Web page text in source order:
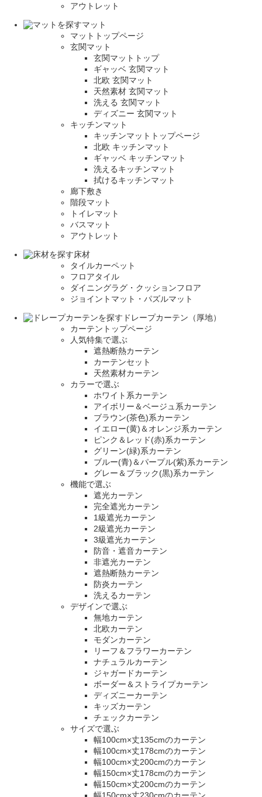
アウトレット
マット
マットトップページ
玄関マット
玄関マットトップ
ギャッベ 玄関マット
北欧 玄関マット
天然素材 玄関マット
洗える 玄関マット
ディズニー 玄関マット
キッチンマット
キッチンマットトップページ
北欧 キッチンマット
ギャッベ キッチンマット
洗えるキッチンマット
拭けるキッチンマット
廊下敷き
階段マット
トイレマット
バスマット
アウトレット
床材
タイルカーペット
フロアタイル
ダイニングラグ・クッションフロア
ジョイントマット・パズルマット
ドレープカーテン（厚地）
カーテントップページ
人気特集で選ぶ
遮熱断熱カーテン
カーテンセット
天然素材カーテン
カラーで選ぶ
ホワイト系カーテン
アイボリー＆ベージュ系カーテン
ブラウン(茶色)系カーテン
イエロー(黄)＆オレンジ系カーテン
ピンク＆レッド(赤)系カーテン
グリーン(緑)系カーテン
ブルー(青)＆パープル(紫)系カーテン
グレー＆ブラック(黒)系カーテン
機能で選ぶ
遮光カーテン
完全遮光カーテン
1級遮光カーテン
2級遮光カーテン
3級遮光カーテン
防音・遮音カーテン
非遮光カーテン
遮熱断熱カーテン
防炎カーテン
洗えるカーテン
デザインで選ぶ
無地カーテン
北欧カーテン
モダンカーテン
リーフ＆フラワーカーテン
ナチュラルカーテン
ジャガードカーテン
ボーダー＆ストライプカーテン
ディズニーカーテン
キッズカーテン
チェックカーテン
サイズで選ぶ
幅100cm×丈135cmのカーテン
幅100cm×丈178cmのカーテン
幅100cm×丈200cmのカーテン
幅150cm×丈178cmのカーテン
幅150cm×丈200cmのカーテン
幅150cm×丈230cmのカーテン